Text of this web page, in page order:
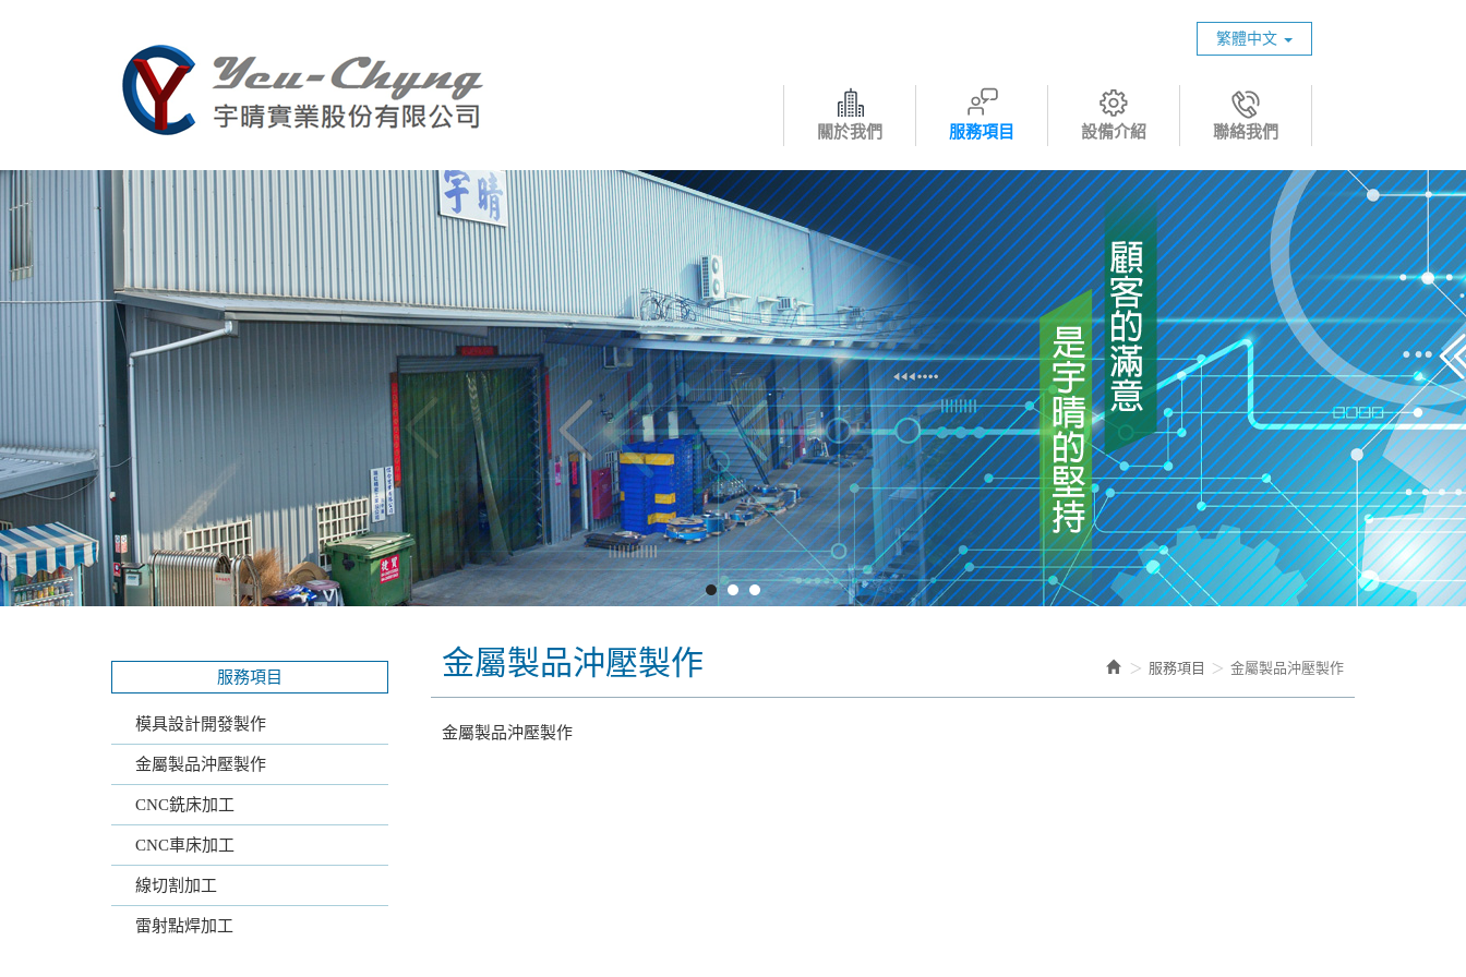
關於我們 服務項目 設備介紹 聯絡我們
繁體中文
服務項目
模具設計開發製作
金屬製品沖壓製作
CNC銑床加工
CNC車床加工
線切割加工
雷射點焊加工
服務項目 金屬製品沖壓製作
金屬製品沖壓製作
金屬製品沖壓製作